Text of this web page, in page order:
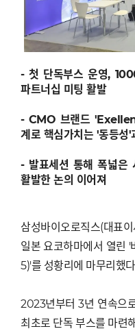
- 첫 단독부스 운영,
파트너십 미팅 활발
- CMO 브랜드
계로 핵심가치는 '동등성'
- 발표세션 통해 폭넓은
활발한 논의 이어져
삼성바이오로직스(대표
일본 요코하마에서 열
5)'를 성황리에 마무리했
2023년부터 3년 연속으
최초로 단독 부스를 마련